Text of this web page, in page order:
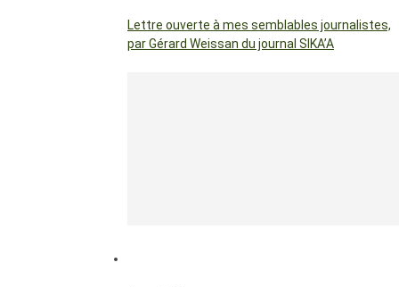
Lettre ouverte à mes semblables journalistes,
par Gérard Weissan du journal SIKA’A